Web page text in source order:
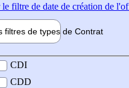
le filtre de date de création de
filtres de types de Contrat
contrat
CDI
CDD